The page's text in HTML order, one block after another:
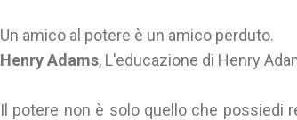
Un amico al potere è un amico perduto.
Henry Adams, L'educazione di Henry
Il potere non è solo quello che possiedi